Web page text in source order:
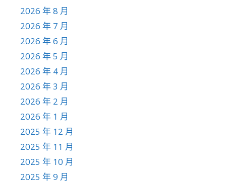
2026 年 8 月
2026 年 7 月
2026 年 6 月
2026 年 5 月
2026 年 4 月
2026 年 3 月
2026 年 2 月
2026 年 1 月
2025 年 12 月
2025 年 11 月
2025 年 10 月
2025 年 9 月